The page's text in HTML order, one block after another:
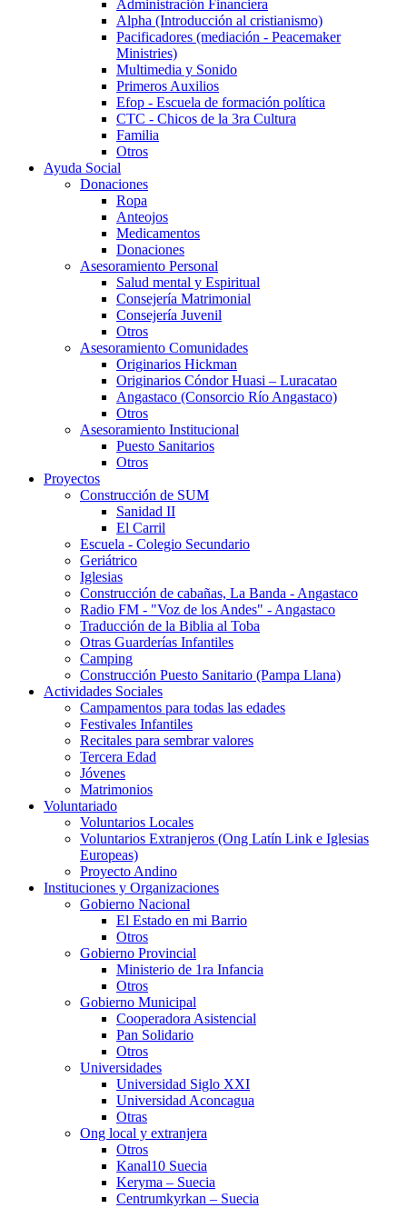
Administración Financiera
Alpha (Introducción al cristianismo)
Pacificadores (mediación - Peacemaker
Ministries)
Multimedia y Sonido
Primeros Auxilios
Efop - Escuela de formación política
CTC - Chicos de la 3ra Cultura
Familia
Otros
Ayuda Social
Donaciones
Ropa
Anteojos
Medicamentos
Donaciones
Asesoramiento Personal
Salud mental y Espiritual
Consejería Matrimonial
Consejería Juvenil
Otros
Asesoramiento Comunidades
Originarios Hickman
Originarios Cóndor Huasi – Luracatao
Angastaco (Consorcio Río Angastaco)
Otros
Asesoramiento Institucional
Puesto Sanitarios
Otros
Proyectos
Construcción de SUM
Sanidad II
El Carril
Escuela - Colegio Secundario
Geriátrico
Iglesias
Construcción de cabañas, La Banda - Angastaco
Radio FM - "Voz de los Andes" - Angastaco
Traducción de la Biblia al Toba
Otras Guarderías Infantiles
Camping
Construcción Puesto Sanitario (Pampa Llana)
Actividades Sociales
Campamentos para todas las edades
Festivales Infantiles
Recitales para sembrar valores
Tercera Edad
Jóvenes
Matrimonios
Voluntariado
Voluntarios Locales
Voluntarios Extranjeros (Ong Latín Link e Iglesias
Europeas)
Proyecto Andino
Instituciones y Organizaciones
Gobierno Nacional
El Estado en mi Barrio
Otros
Gobierno Provincial
Ministerio de 1ra Infancia
Otros
Gobierno Municipal
Cooperadora Asistencial
Pan Solidario
Otros
Universidades
Universidad Siglo XXI
Universidad Aconcagua
Otras
Ong local y extranjera
Otros
Kanal10 Suecia
Keryma – Suecia
Centrumkyrkan – Suecia